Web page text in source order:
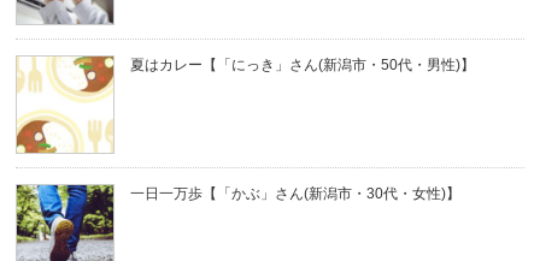
夏はカレー【「にっき」さん(新潟市・50代・男性)】
一日一万歩【「かぶ」さん(新潟市・30代・女性)】